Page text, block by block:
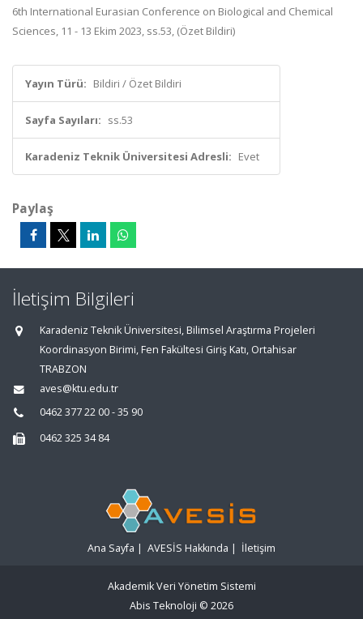
6th International Eurasian Conference on Biological and Chemical
Sciences, 11 - 13 Ekim 2023, ss.53, (Özet Bildiri)
Yayın Türü: Bildiri / Özet Bildiri
Sayfa Sayıları: ss.53
Karadeniz Teknik Üniversitesi Adresli: Evet
Paylaş
İletişim Bilgileri
Karadeniz Teknik Üniversitesi, Bilimsel Araştırma Projeleri
Koordinasyon Birimi, Fen Fakültesi Giriş Katı, Ortahisar
TRABZON
aves@ktu.edu.tr
0462 377 22 00 - 35 90
0462 325 34 84
Ana Sayfa | AVESİS Hakkında | İletişim
Akademik Veri Yönetim Sistemi
Abis Teknoloji © 2026